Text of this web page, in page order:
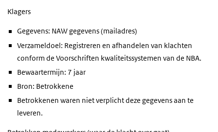
Klagers
Gegevens: NAW gegevens (mailadres)
Verzameldoel: Registreren en afhandelen van klachten
conform de Voorschriften kwaliteitssystemen van de NBA.
Bewaartermijn: 7 jaar
Bron: Betrokkene
Betrokkenen waren niet verplicht deze gegevens aan te
leveren.